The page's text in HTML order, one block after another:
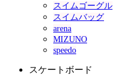
スイムゴーグル
スイムバッグ
arena
MIZUNO
speedo
スケートボード